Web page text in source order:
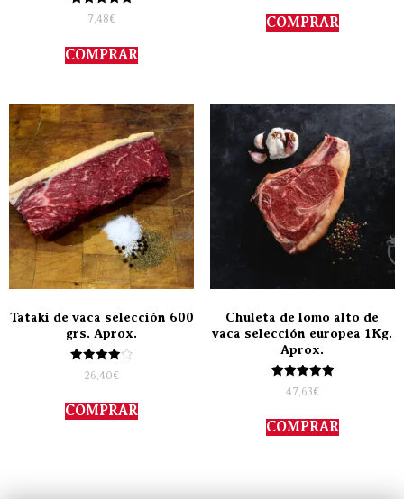
Valorado
con
de 5
7,48€
COMPRAR
de 5
COMPRAR
Tataki de vaca selección 600
grs. Aprox.
Valorado
con
de 5
26,40€
COMPRAR
Chuleta de lomo alto de
vaca selección europea 1Kg.
Aprox.
Valorado
con
de 5
47,63€
COMPRAR